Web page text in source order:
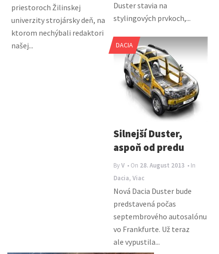
priestoroch Žilinskej
univerzity strojársky deň, na
ktorom nechýbali redaktori
našej...
Duster stavia na
stylingových prvkoch,...
DACIA
Silnejší Duster,
aspoň od predu
ByV • On 28. August 2013 • In
Dacia,Viac
Nová Dacia Duster bude
predstavená počas
septembrového autosalónu
vo Frankfurte. Už teraz
ale vypustila...